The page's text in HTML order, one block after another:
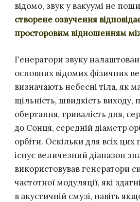
відомо, звук у вакуумі не
створене озвучення
просторовим відношенням
Генератори звуку
основних відомих фізичних
визначають небесні тіла, як
щільність, швидкість виходу,
обертання, тривалість дня,
до Сонця, середній діаметр
орбіти. Оскільки для всіх цих
існує величезний діапазон
використовував генератори
частотної модуляції, які
в акустичній смузі, навіть